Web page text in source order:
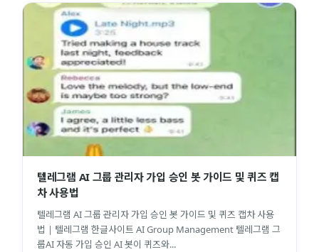
텔레그램 AI 그룹 관리자 가입 승인 봇 가이드 및 퀴즈 캡
차 사용법
텔레그램 AI 그룹 관리자 가입 승인 봇 가이드 및 퀴즈 캡차 사용
법 | 텔레그램 한글사이트 AI Group Management 텔레그램 그
룹AI 자동 가입 승인 AI 봇이 퀴즈와...